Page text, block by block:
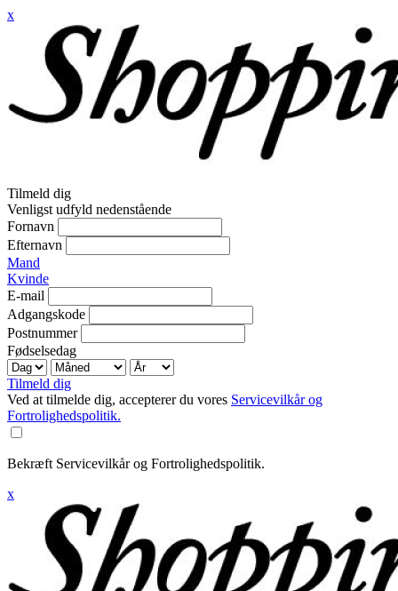
x
Tilmeld dig
Venligst udfyld nedenstående
Fornavn
Efternavn
Mand
Kvinde
E-mail
Adgangskode
Postnummer
Fødselsedag
Tilmeld dig
Ved at tilmelde dig, accepterer du vores Servicevilkår og
Fortrolighedspolitik.
Bekræft Servicevilkår og Fortrolighedspolitik.
x